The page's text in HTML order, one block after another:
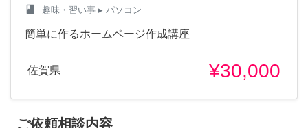
class 趣味・習い事 ▸ パソコン
簡単に作るホームページ作成講座
佐賀県 ¥30,000
ご依頼相談内容